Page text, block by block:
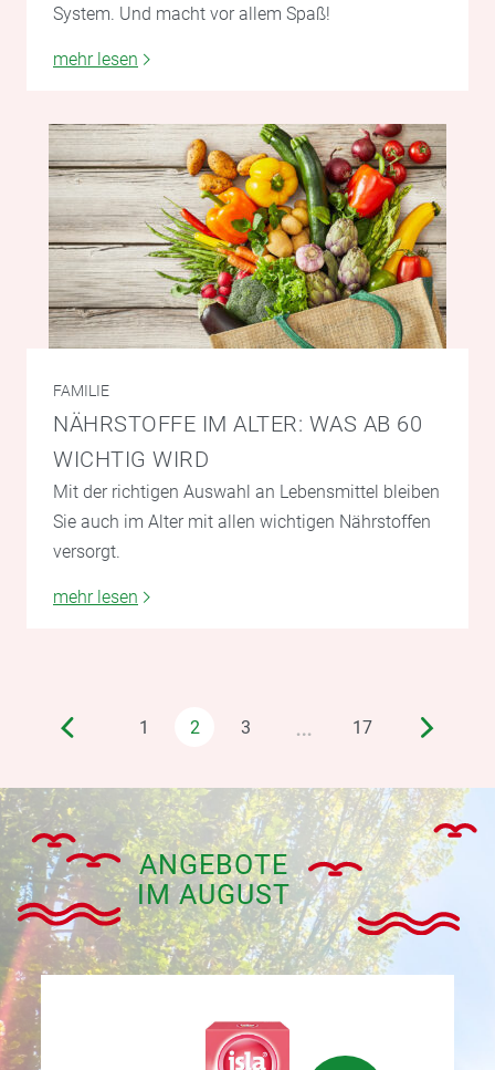
System. Und macht vor allem Spaß!
mehr lesen
FAMILIE
NÄHRSTOFFE IM ALTER: WAS AB 60
WICHTIG WIRD
Mit der richtigen Auswahl an Lebensmittel bleiben
Sie auch im Alter mit allen wichtigen Nährstoffen
versorgt.
mehr lesen
1 2 3 … 17
ANGEBOTE
IM AUGUST